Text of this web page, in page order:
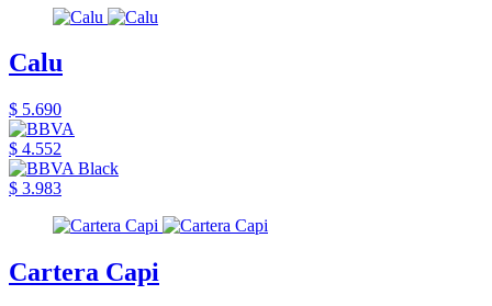
Calu
$ 5.690
$ 4.552
$ 3.983
Cartera Capi